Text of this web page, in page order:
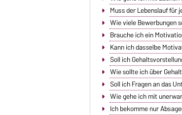
Muss der Lebenslauf für
Wie viele Bewerbungen
Brauche ich ein
Kann ich dasselbe
Soll ich
Wie sollte ich über
Soll ich Fragen an das
Wie gehe ich mit
Ich bekomme nur